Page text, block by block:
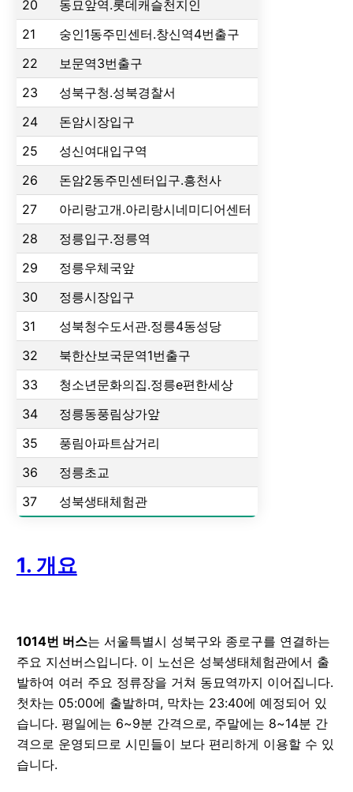
20
동묘앞역.롯데캐슬천지인
21
숭인1동주민센터.창신역4번출구
22
보문역3번출구
23
성북구청.성북경찰서
24
돈암시장입구
25
성신여대입구역
26
돈암2동주민센터입구.흥천사
27
아리랑고개.아리랑시네미디어센터
28
정릉입구.정릉역
29
정릉우체국앞
30
정릉시장입구
31
성북청수도서관.정릉4동성당
32
북한산보국문역1번출구
33
청소년문화의집.정릉e편한세상
34
정릉동풍림상가앞
35
풍림아파트삼거리
36
정릉초교
37
성북생태체험관
1. 개요
1014번 버스는 서울특별시 성북구와 종로구를 연결하는
주요 지선버스입니다. 이 노선은 성북생태체험관에서 출
발하여 여러 주요 정류장을 거쳐 동묘역까지 이어집니다.
첫차는 05:00에 출발하며, 막차는 23:40에 예정되어 있
습니다. 평일에는 6~9분 간격으로, 주말에는 8~14분 간
격으로 운영되므로 시민들이 보다 편리하게 이용할 수 있
습니다.